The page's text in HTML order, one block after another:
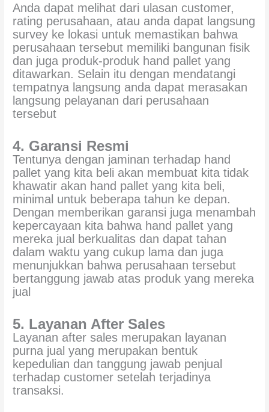
Anda dapat melihat dari ulasan customer,
rating perusahaan, atau anda dapat langsung
survey ke lokasi untuk memastikan bahwa
perusahaan tersebut memiliki bangunan fisik
dan juga produk-produk hand pallet yang
ditawarkan. Selain itu dengan mendatangi
tempatnya langsung anda dapat merasakan
langsung pelayanan dari perusahaan
tersebut
4. Garansi Resmi
Tentunya dengan jaminan terhadap hand
pallet yang kita beli akan membuat kita tidak
khawatir akan hand pallet yang kita beli,
minimal untuk beberapa tahun ke depan.
Dengan memberikan garansi juga menambah
kepercayaan kita bahwa hand pallet yang
mereka jual berkualitas dan dapat tahan
dalam waktu yang cukup lama dan juga
menunjukkan bahwa perusahaan tersebut
bertanggung jawab atas produk yang mereka
jual
5. Layanan After Sales
Layanan after sales merupakan layanan
purna jual yang merupakan bentuk
kepedulian dan tanggung jawab penjual
terhadap customer setelah terjadinya
transaksi.